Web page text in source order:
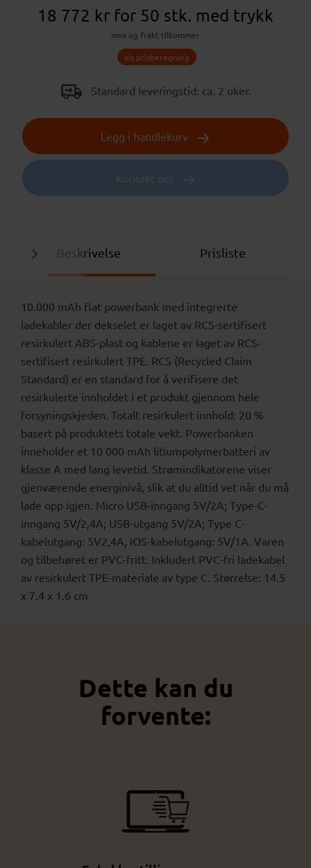
18 772 kr for 50 stk. med trykk
mva og frakt tilkommer
vis prisberegning
Standard leveringstid: ca. 2 uker.
Legg i handlekurv
Kontakt oss
Beskrivelse Prisliste
10.000 mAh flat powerbank med integrerte
ladekabler der dekselet er laget av RCS-sertifisert
resirkulert ABS-plast og kablene er laget av RCS-
sertifisert resirkulert TPE. RCS (Recycled Claim
Standard) er en standard for å verifisere det
resirkulerte innholdet i et produkt gjennom hele
forsyningskjeden. Totalt resirkulert innhold: 20 %
basert på produktets totale vekt. Powerbanken
inneholder et 10 000 mAh litiumpolymerbatteri av
klasse A med lang levetid. Strømindikatorene viser
gjenværende energinivå, slik at du alltid vet når du må
lade opp igjen. Micro USB-inngang 5V/2A; Type-C-
inngang 5V/2,4A; USB-utgang 5V/2A; Type C-
kabelutgang: 5V2,4A, IOS-kabelutgang: 5V/1A. Varen
og tilbehøret er PVC-fritt. Inkludert PVC-fri ladekabel
av resirkulert TPE-materiale av type C. Størrelse: 14.5
x 7.4 x 1.6 cm
Dette kan du
forvente: